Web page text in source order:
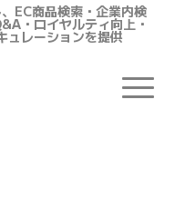
EC商品検索・企業内検
・ロイヤルティ向上・
ュレーションを提供